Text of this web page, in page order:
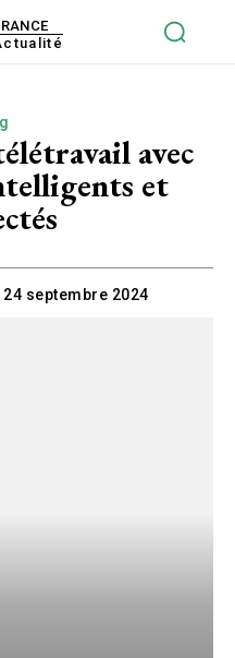
avec
et
24 septembre 2024